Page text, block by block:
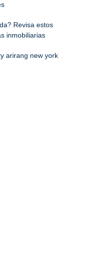
Revisa estos
inmobiliarias
arirang new york